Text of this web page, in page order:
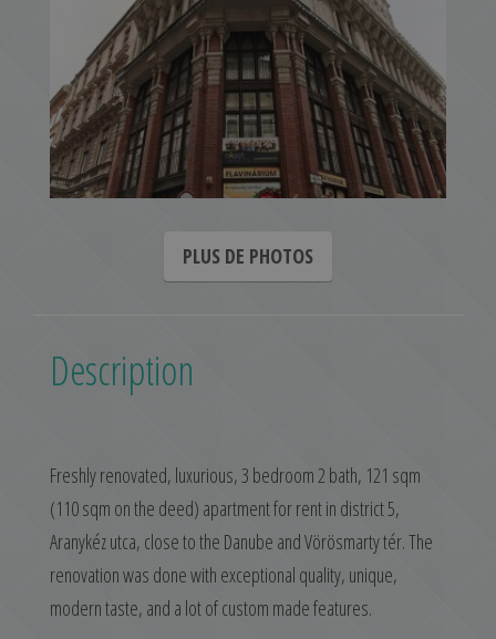
PLUS DE PHOTOS
Description
Freshly renovated, luxurious, 3 bedroom 2 bath, 121 sqm
(110 sqm on the deed) apartment for rent in district 5,
Aranykéz utca, close to the Danube and Vörösmarty tér. The
renovation was done with exceptional quality, unique,
modern taste, and a lot of custom made features.